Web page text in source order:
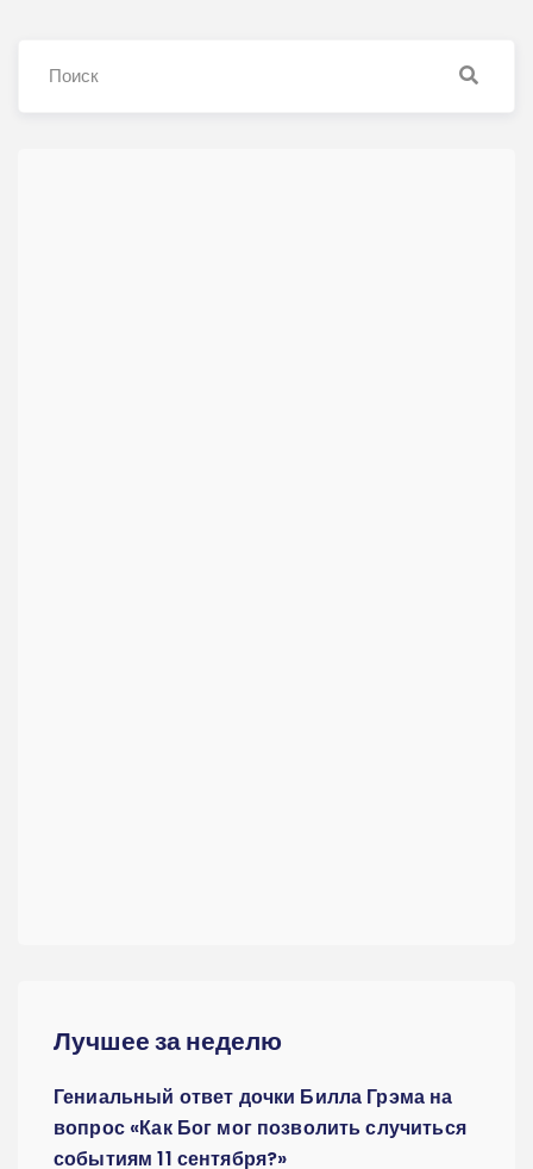
Лучшее за неделю
Гениальный ответ дочки Билла Грэма на
вопрос «Как Бог мог позволить случиться
событиям 11 сентября?»